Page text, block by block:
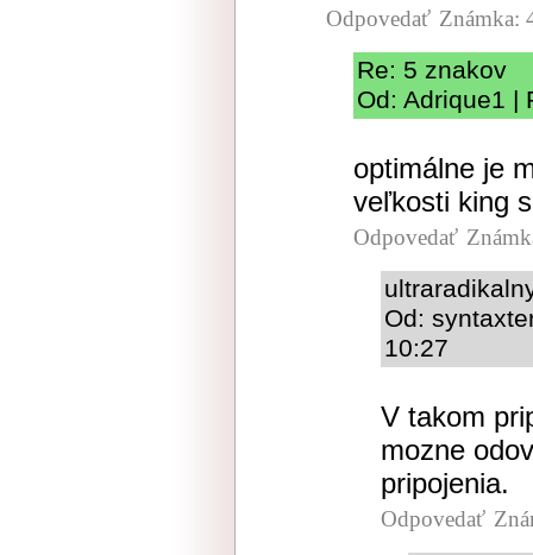
Odpovedať Známka:
Re: 5 znakov
Od: Adrique1 |
optimálne je
veľkosti king
Odpovedať
Od:
10:27
V takom
mozne
pripojenia.
Odpovedať